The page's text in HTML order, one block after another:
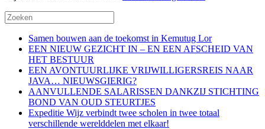
Samen bouwen aan de toekomst in Kemutug Lor
EEN NIEUW GEZICHT IN – EN EEN AFSCHEID VAN
HET BESTUUR
EEN AVONTUURLIJKE VRIJWILLIGERSREIS NAAR
JAVA… NIEUWSGIERIG?
AANVULLENDE SALARISSEN DANKZIJ STICHTING
BOND VAN OUD STEURTJES
Expeditie Wijz verbindt twee scholen in twee totaal
verschillende werelddelen met elkaar!